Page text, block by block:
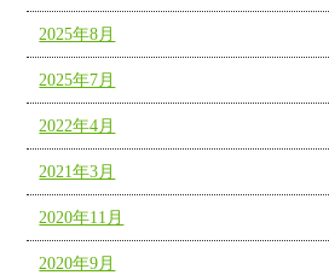
2025年8月
2025年7月
2022年4月
2021年3月
2020年11月
2020年9月